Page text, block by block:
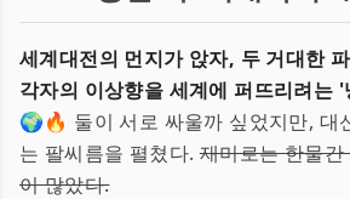
세계대전의 먼지가 앉자, 두 거대한
각자의 이상향을 세계에 퍼뜨리려는
🌍🔥 둘이 서로 싸울까 싶었지만, 대
는 팔씨름을 펼쳤다.재미로는 한물
이 많았다.